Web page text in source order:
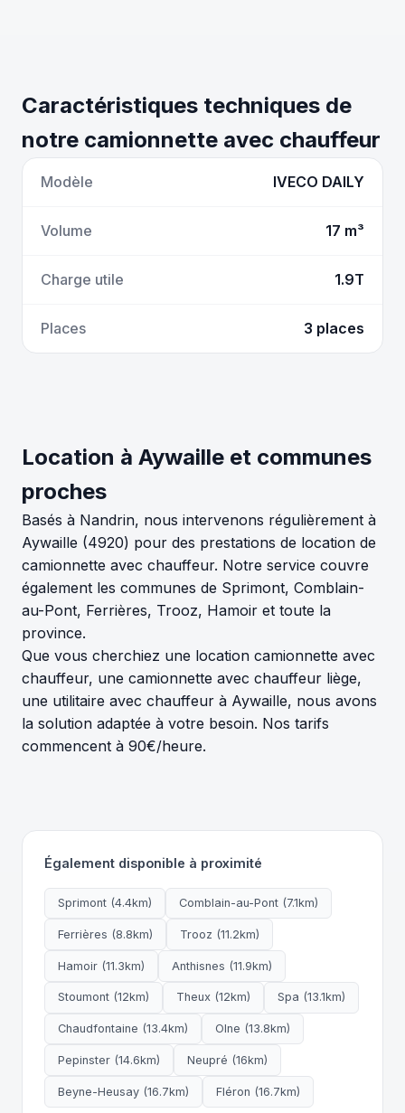
Caractéristiques techniques de
notre camionnette avec chauffeur
Modèle IVECO DAILY
Volume 17 m³
Charge utile 1.9T
Places 3 places
Location à Aywaille et communes
proches
Basés à Nandrin, nous intervenons régulièrement à
Aywaille (4920) pour des prestations de location de
camionnette avec chauffeur. Notre service couvre
également les communes de Sprimont, Comblain-
au-Pont, Ferrières, Trooz, Hamoir et toute la
province.
Que vous cherchiez une location camionnette avec
chauffeur, une camionnette avec chauffeur liège,
une utilitaire avec chauffeur à Aywaille, nous avons
la solution adaptée à votre besoin. Nos tarifs
commencent à 90€/heure.
Également disponible à proximité
Sprimont (4.4km) Comblain-au-Pont (7.1km)
Ferrières (8.8km) Trooz (11.2km)
Hamoir (11.3km) Anthisnes (11.9km)
Stoumont (12km) Theux (12km) Spa (13.1km)
Chaudfontaine (13.4km) Olne (13.8km)
Pepinster (14.6km) Neupré (16km)
Beyne-Heusay (16.7km) Fléron (16.7km)